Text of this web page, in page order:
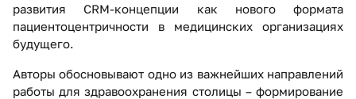
развития CRM-концепции как нового формата
пациентоцентричности в медицинских организациях
будущего.
Авторы обосновывают одно из важнейших направлений
работы для здравоохранения столицы – формирование